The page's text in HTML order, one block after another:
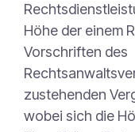
Höhe der einem
Vorschriften des
zustehenden
wobei sich die